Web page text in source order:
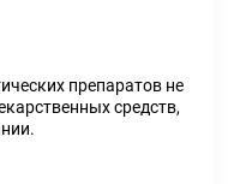
препаратов не
средств,